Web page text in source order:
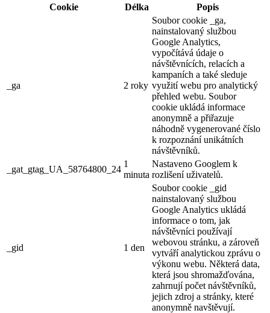
Cookie
Délka Popis
_ga 2 roky
Soubor cookie _ga,
nainstalovaný službou
Google Analytics,
vypočítává údaje o
návštěvnících, relacích a
kampaních a také sleduje
využití webu pro analytický
přehled webu. Soubor
cookie ukládá informace
anonymně a přiřazuje
náhodně vygenerované číslo
k rozpoznání unikátních
návštěvníků.
_gat_gtag_UA_58764800_24
1
minuta
Nastaveno Googlem k
rozlišení uživatelů.
_gid 1 den
Soubor cookie _gid
nainstalovaný službou
Google Analytics ukládá
informace o tom, jak
návštěvníci používají
webovou stránku, a zároveň
vytváří analytickou zprávu o
výkonu webu. Některá data,
která jsou shromažďována,
zahrnují počet návštěvníků,
jejich zdroj a stránky, které
anonymně navštěvují.